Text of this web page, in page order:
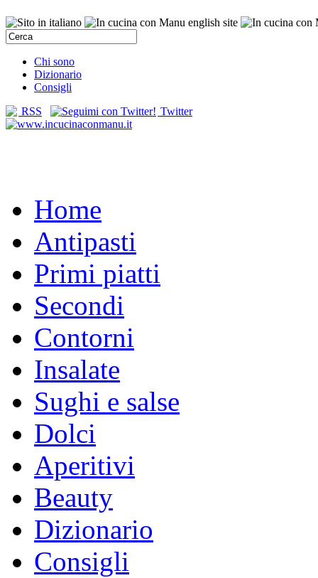
Chi sono
Dizionario
Consigli
RSS
Twitter
Home
Antipasti
Primi piatti
Secondi
Contorni
Insalate
Sughi e salse
Dolci
Aperitivi
Beauty
Dizionario
Consigli